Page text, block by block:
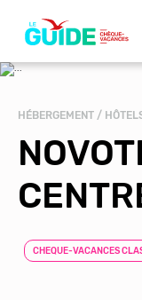
contenu
principal
HÉBERGEMENT /
CHEQUE-VACANCES